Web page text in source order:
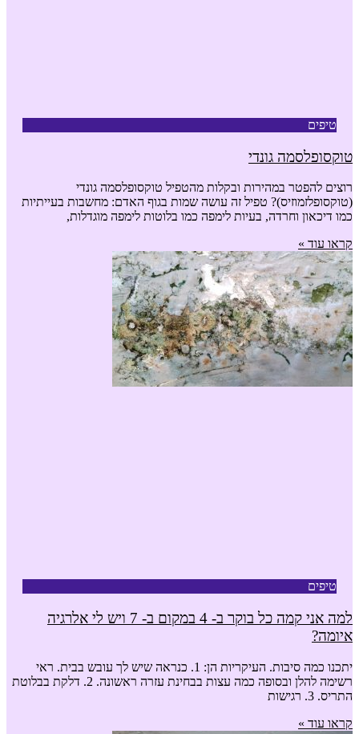
טיפים
טוקסופלסמה גונדי
רוצים להפטר במהירות ובקלות מהטפיל טוקסופלסמה גונדי
(טוקסופלזמוזיס)? טפיל זה עושה שמות בגוף האדם: מחשבות בעייתיות
כמו דיכאון וחרדה, בעיות לימפה כמו בלוטות לימפה מוגדלות,
קראו עוד »
טיפים
למה אני קמה כל בוקר ב- 4 במקום ב- 7 ויש לי אלרגיה
איומה?
יתכנו כמה סיבות. העיקריות הן: 1. כנראה שיש לך עובש בבית. ראי
רשימה להלן ובסופה כמה עצות בבחינת עזרה ראשונה. 2. דלקת בבלוטת
התריס. 3. רגישות
קראו עוד »